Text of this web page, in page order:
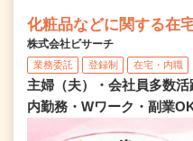
化粧品などに関する在
株式会社ビサーチ
業務委託 登録制 在宅・内職
主婦（夫）・会社員多数
内勤務・Wワーク・副業